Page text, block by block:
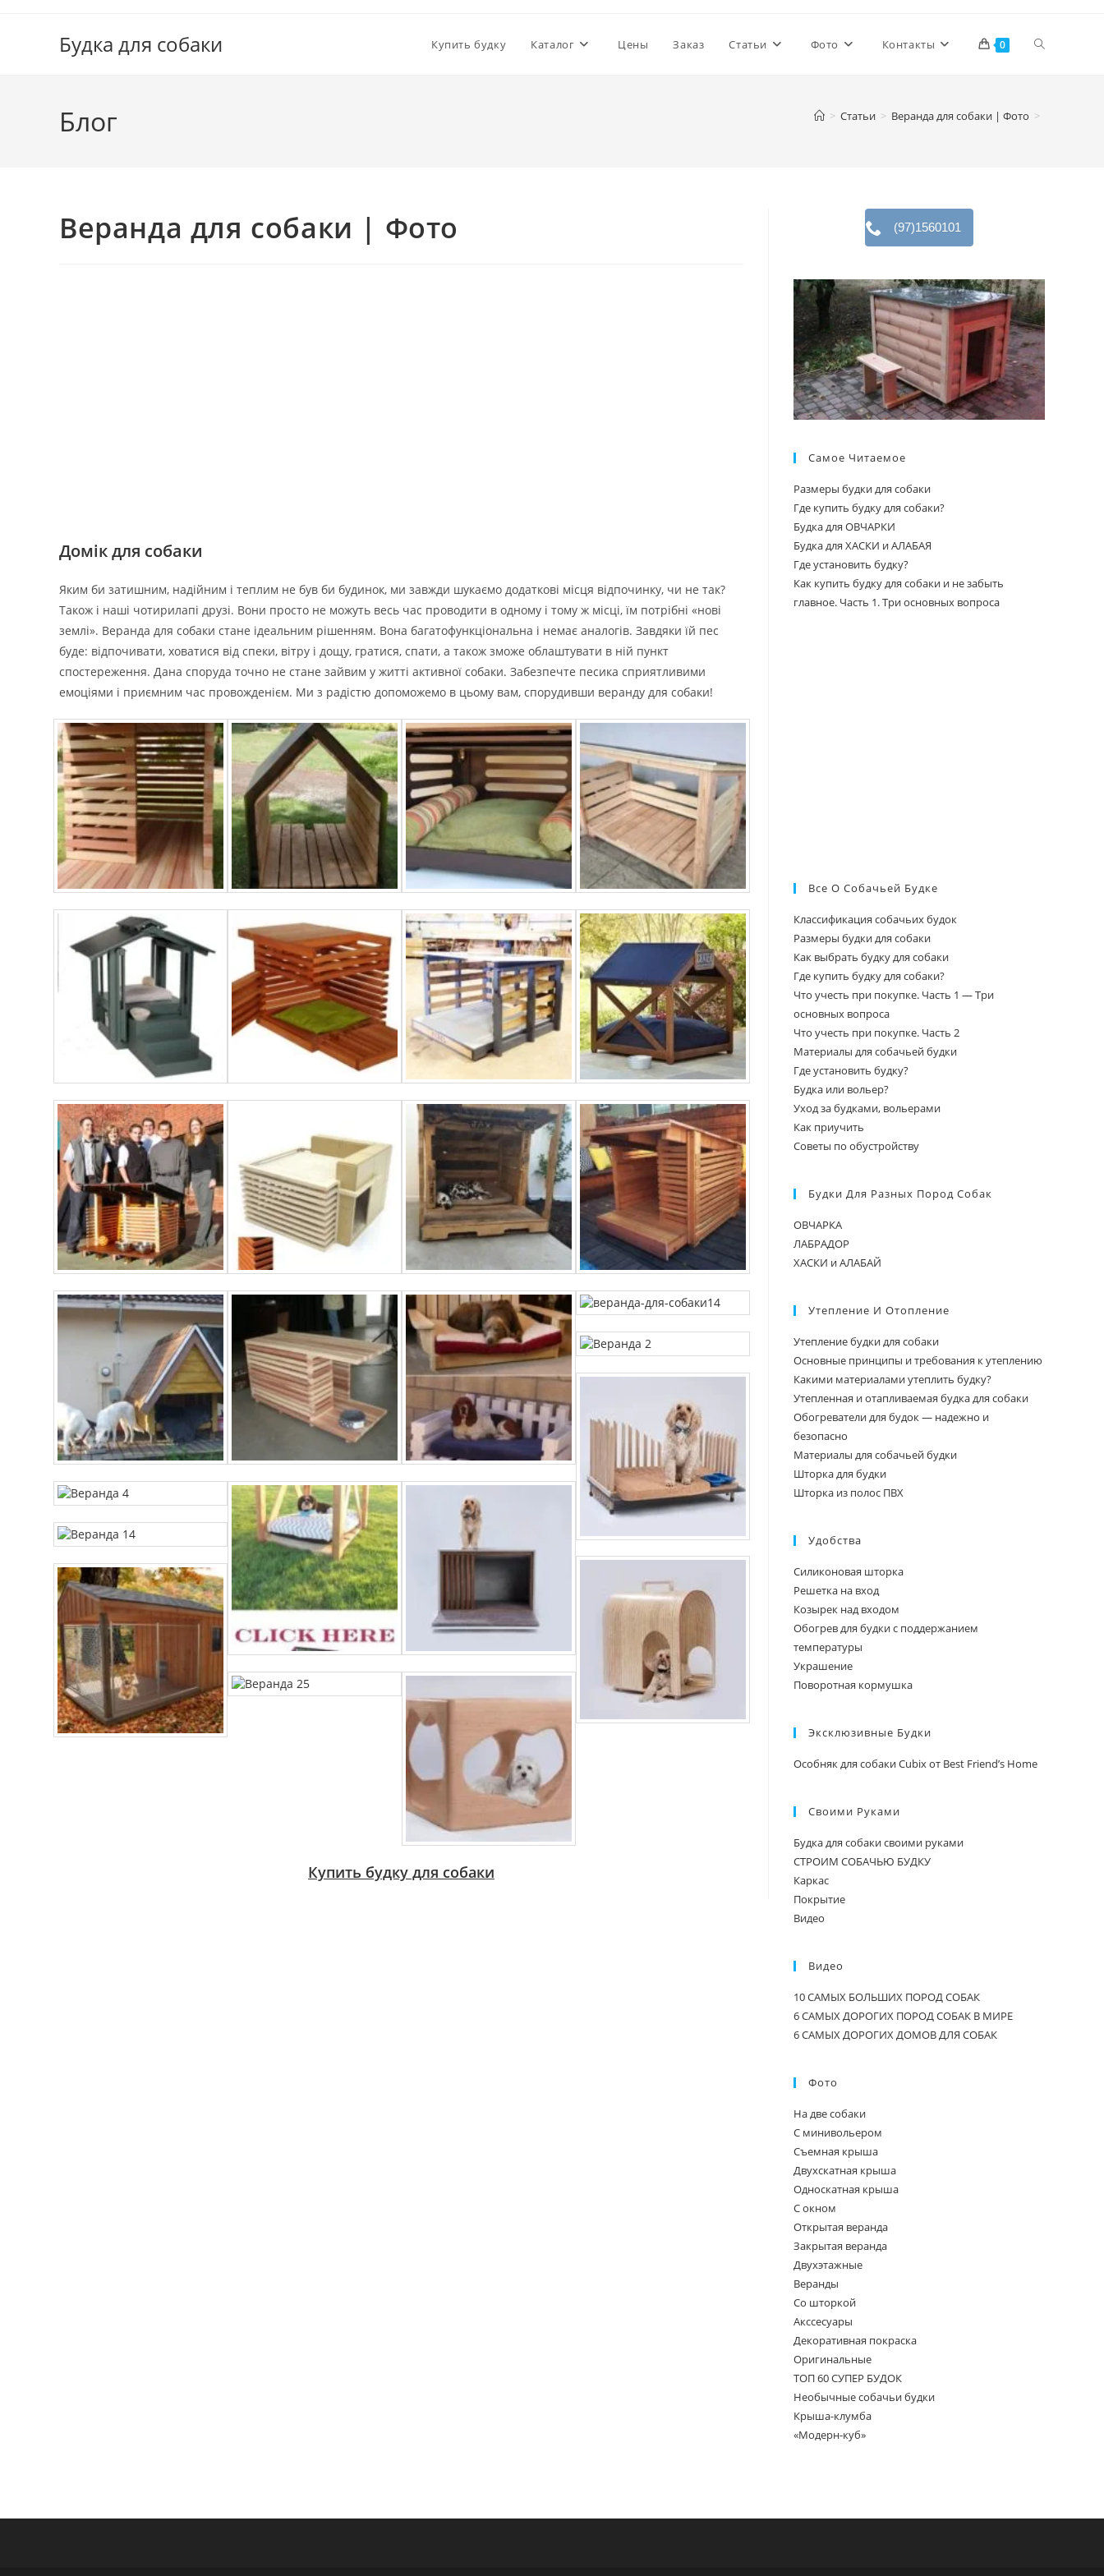
содержимомуБудка для собаки Купить будку Каталог Цены Заказ Статьи Фото Контакты 0
сайту
Блог > Статьи > Веранда для собаки | Фото >
Веранда для собаки | Фото
Домік для собаки
Яким би затишним, надійним і теплим не був би будинок, ми завжди шукаємо додаткові місця відпочинку, чи не так?
Також і наші чотирилапі друзі. Вони просто не можуть весь час проводити в одному і тому ж місці, їм потрібні «нові
землі». Веранда для собаки стане ідеальним рішенням. Вона багатофункціональна і немає аналогів. Завдяки їй пес
буде: відпочивати, ховатися від спеки, вітру і дощу, гратися, спати, а також зможе облаштувати в ній пункт
спостереження. Дана споруда точно не стане зайвим у житті активної собаки. Забезпечте песика сприятливими
емоціями і приємним час провожденієм. Ми з радістю допоможемо в цьому вам, спорудивши веранду для собаки!
Купить будку для собаки
(97)1560101
Самое Читаемое
Размеры будки для собаки
Где купить будку для собаки?
Будка для ОВЧАРКИ
Будка для ХАСКИ и АЛАБАЯ
Где установить будку?
Как купить будку для собаки и не забыть
главное. Часть 1. Три основных вопроса
Все О Собачьей Будке
Классификация собачьих будок
Размеры будки для собаки
Как выбрать будку для собаки
Где купить будку для собаки?
Что учесть при покупке. Часть 1 — Три
основных вопроса
Что учесть при покупке. Часть 2
Материалы для собачьей будки
Где установить будку?
Будка или вольер?
Уход за будками, вольерами
Как приучить
Советы по обустройству
Будки Для Разных Пород Собак
ОВЧАРКА
ЛАБРАДОР
ХАСКИ и АЛАБАЙ
Утепление И Отопление
Утепление будки для собаки
Основные принципы и требования к утеплению
Какими материалами утеплить будку?
Утепленная и отапливаемая будка для собаки
Обогреватели для будок — надежно и
безопасно
Материалы для собачьей будки
Шторка для будки
Шторка из полос ПВХ
Удобства
Силиконовая шторка
Решетка на вход
Козырек над входом
Обогрев для будки с поддержанием
температуры
Украшение
Поворотная кормушка
Эксклюзивные Будки
Особняк для собаки Cubix от Best Friend’s Home
Своими Руками
Будка для собаки своими руками
СТРОИМ СОБАЧЬЮ БУДКУ
Каркас
Покрытие
Видео
Видео
10 САМЫХ БОЛЬШИХ ПОРОД СОБАК
6 САМЫХ ДОРОГИХ ПОРОД СОБАК В МИРЕ
6 САМЫХ ДОРОГИХ ДОМОВ ДЛЯ СОБАК
Фото
На две собаки
С минивольером
Съемная крыша
Двухскатная крыша
Односкатная крыша
С окном
Открытая веранда
Закрытая веранда
Двухэтажные
Веранды
Со шторкой
Акссесуары
Декоративная покраска
Оригинальные
ТОП 60 СУПЕР БУДОК
Необычные собачьи будки
Крыша-клумба
«Модерн-куб»